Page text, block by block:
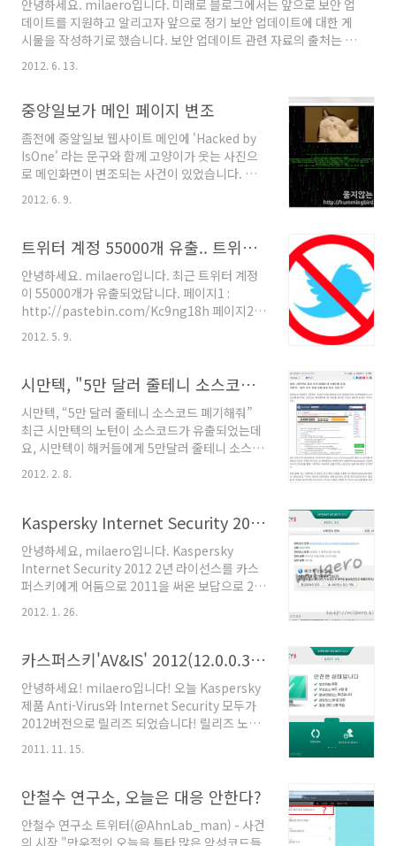
획득 □ 설명 o 사용자가 인터넷 익스플로러 브라우저를 사용하여,
특수하게 조작된 웹 페이지를 열람할 경우, 원격코드가 실행될 수
있는 취약점이 존재 o 관..
안녕하세요. milaero입니다. 미래로 블로그에서는 앞으로 보안 업
데이트를 지원하고 알리고자 앞으로 정기 보안 업데이트에 대한 게
시물을 작성하기로 했습니다. 보안 업데이트 관련 자료의 출처는 여
기(클릭)입니다. 감사합니다. [MS12-036] 원격 데스크톱 에서 발
생하는 취약점으로 인한 원격코드 실행 문제 □ 영향 o 공격자가 영
향 받는 시스템에 대해 완전한 권한 획득 □ 설명 o 공격자가 특수
하게 조작된 RDP 패킷을 전송할 경우, 원격코드가 실행될 수 있는
취약점이 존재 o 관련취약점 : - 원격 데스크톱 프로토콜 취약점
(CVE-2012-0173) o 영향 : 원격코드 실행 o 중요도 : 긴급 □ 해당
시스템 o 영향 받는 소프트웨어 - Windows XP 서비스 팩3 -
Windows XP Prof..
2012. 6. 13.
중앙일보가 메인 페이지 변조
좀전에 중알일보 웹사이트 메인에 'Hacked by
IsOne' 라는 문구와 함께 고양이가 웃는 사진으
로 메인화면이 변조되는 사건이 있었습니다. 최
근에 해킹사건에 개인정보 유출사건이 많아 꽤나
민감하실텐데 또 이런일이 터졌군요. 당시 중일
새 ( http://hummingbird.tistory.com/ )님
2012. 6. 9.
트위터 계정 55000개 유출.. 트위터 계정 확인하세요!
안녕하세요. milaero입니다. 최근 트위터 계정
이 55000개가 유출되었답니다. 페이지1 :
http://pastebin.com/Kc9ng18h 페이지2 :
http://pastebin.com/vCMndK2L 페이지3 :
http://pastebin.com/JdQkuYwG 페이지4 :
http://pastebin.com/jv4LBjPX 위 주소들에
잡속하셔서 Contrrol+F로 자신의 계정을 찾아
보시기 바랍니다. 그리고, 저 명단에 없더라도 자
신의 트위터 계정 비밀번호를 변경 바랍니다.
2012. 5. 9.
시만텍, "5만 달러 줄테니 소스코드 폐기해줘"
시만텍, “5만 달러 줄테니 소스코드 폐기해줘”
최근 시만텍의 노턴이 소스코드가 유출되었는데
요, 시만텍이 해커들에게 5만달러 줄테니 소스코
드 폐기해달라고 요청했다는 기사입니다. 시만텍
은 이에대해 추적을 위해 가짜협상을 했을뿐이라
개됬는데.. 이미지에 엄청난 타격이 커져만 가네
요. 기사 일부 스샷-
2012. 2. 8.
Kaspersky Internet Security 2012 2년 라이선스 구매
안녕하세요, milaero입니다. Kaspersky
Internet Security 2012 2년 라이선스를 카스
퍼스키에게 어둠으로 2011을 써온 보답으로 2년
그럭저럭.. 증거사진.. -0-;; 음.. 추가로 'WinZip
선스'를 얻게 되었는데..:)
2012. 1. 26.
카스퍼스키'AV&IS' 2012(12.0.0.374) 한글판 릴리즈!
안녕하세요! milaero입니다! 오늘 Kaspersky
제품 Anti-Virus와 Internet Security 모두가
2012버전으로 릴리즈 되었습니다! 릴리즈 노트:
labs.com/korean/homeuser/kis2012/
좋아진것 같습니다..ㅎㅎ 다운로드는
http://www.kaspersky.co.kr/download_01
에서 가능합니다. 새로운 Kaspersky Internet
2011. 11. 15.
안철수 연구소, 오늘은 대응 안한다?
안철수 연구소 트위터(@AhnLab_man) - 사건